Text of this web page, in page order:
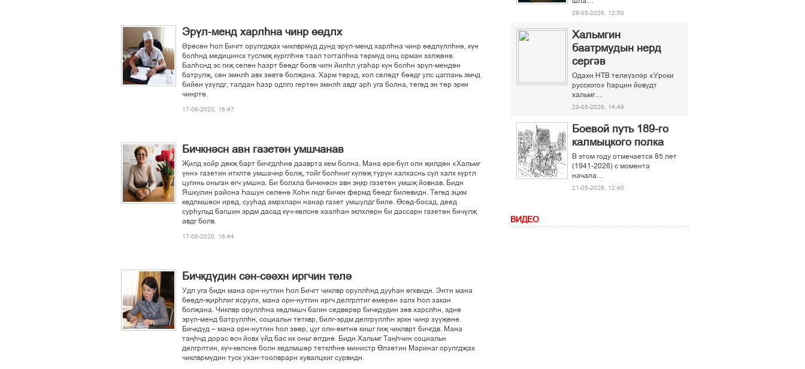
Эрўл-менд харлєна чинр ґґдлх
Ірісін Єол Бичгт орулгдљах чиклврмўд дунд эрўл-менд харлєна чинр ґґдлўллєні, кўн
болєнд медицинск туслмљ кўрглєні таал тогталєна тґрмўд онц орман эзлљіні.
Балєснд эс гиљ селін єазрт біідг болв чигн йилєл угаєар кўн болєн эрўл-мендін
батрулљ, сін эмнлє авх зґвті болљана. Харм тґрхд, хол селідт біідг улс цаглань эмчд
бийін ўзўлдг, талдан єазр одлго гертін эмнлє авдг арє уга болна, тегід эн тґр эркн
чинрті.
17-06-2020, 16:47
Бичкнісн авн газетін умшчанав
Љилд хойр дікљ барт бичгдлєні дааврта кем болна. Мана ґрк-бўл олн љилдін «Хальмг
ўнн» газетин итклті умшачнр болљ, тойг болєниг кўліљ тўрўн халхаснь сўл халх кўртл
цугинь оньган ґгч умшна. Би болхла бичкнісн авн эњкр газетін умшљ йовнав. Бидн
Яшкулин района Єашун селіні Хоєн гидг бичкн фермд біідг билівидн. Тегід эцкм
кґдлмшісн ирід, сууєад амрхларн нанар газет умшулдг билі. Ґсід-босад, деед
сурєульд багшин эрдм дасад кўч-кґлсні хаалєан эклхлірн би дассарн газетін бичўлљ
авдг болв.
17-06-2020, 16:44
Бичкдўдин сін-сііхн иргчин тґлі
Удл уга бидн мана орн-нутгин Єол Бичгт чиклвр оруллєнд дууєан ґгхвидн. Энтн мана
біідл-љирєлиг ясрулх, мана орн-нутгин иргч делгрлтиг ґмірін залх Єол закан
болљана. Чиклвр оруллєна кґдлмшч багин седвірір бичкдўдин зґв харслєн, эдні
эрўл-менд батруллєн, социальн тетквр, билг-эрдм делгрўллєн эркн чинр зўўљіні.
Бичкдўд – мана орн-нутгин єол зґґр, цуг олн-імтні кишг гиљ чиклврт бичгдв. Мана
тањєчд дорас ґсч йовх ўйд бас ик оньг ґггдні. Бидн Хальмг Тањєчин социальн
делгрлтин, кўч-кґлсні болн кґдлмшір тетклєні министр Ґлзітин Маринаг орулгдљах
чиклврмўдин туск ухан-тоолврарн хувалцхиг сурвидн.
28-05-2026, 12:50
Хальмгин
баатрмудын нерд
сергәв
Одахн НТВ телеүзләр «Уроки
русского» һарцин йовудт
хальмг…
23-05-2026, 14:49
Боевой путь 189-го
калмыцкого полка
В этом году отмечается 85 лет
(1941-2026) с момента
начала…
21-05-2026, 12:40
ВИДЕО